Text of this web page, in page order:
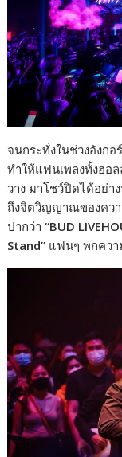
จนกระทั่งในช่วงอังก
ทำให้แฟนเพลงทั้งฮอ
วาง มาโชว์ปิดได้อย่
ถึงจิตวิญญาณของคว
ปากว่า“BUD
Stand” แฟนๆ พกคว